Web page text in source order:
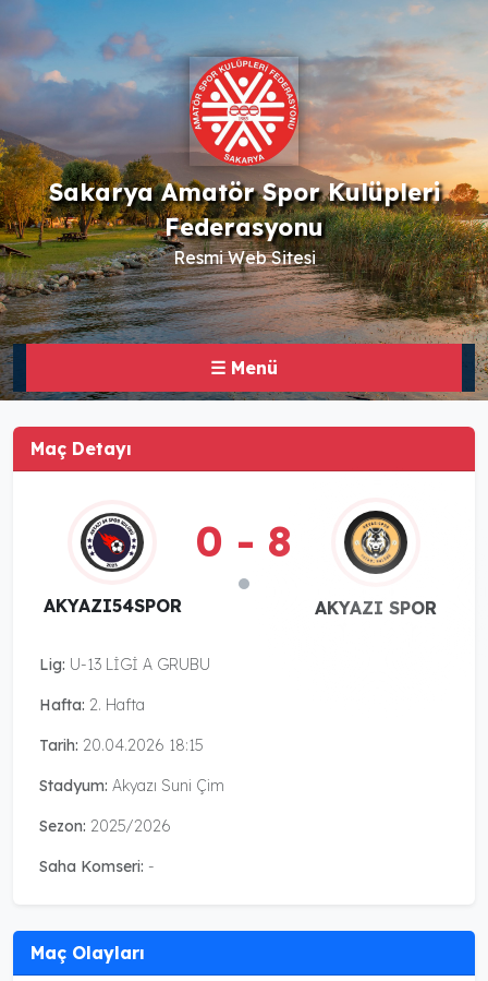
Sakarya Amatör Spor Kulüpleri
Federasyonu
Resmi Web Sitesi
☰ Menü
Maç Detayı
AKYAZI54SPOR
0 - 8
AKYAZI SPOR
Lig: U-13 LİGİ A GRUBU
Hafta: 2. Hafta
Tarih: 20.04.2026 18:15
Stadyum: Akyazı Suni Çim
Sezon: 2025/2026
Saha Komseri: -
Maç Olayları